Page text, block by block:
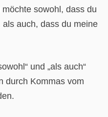
sowohl, dass du
auch, dass du meine
und „als auch“
durch Kommas vom